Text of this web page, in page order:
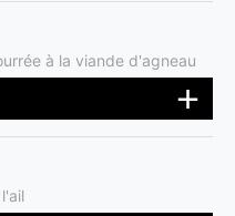
à la viande d'agneau